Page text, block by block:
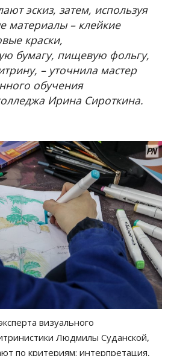
эскиз, затем, используя
материалы – клейкие
краски,
бумагу, пищевую фольгу,
– уточнила мастер
обучения
Ирина Сироткина.
визуального
Людмилы Суданской,
по критериям: интерпретация,